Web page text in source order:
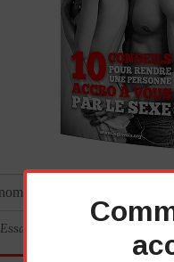
Essayez. Vous pouvez vous